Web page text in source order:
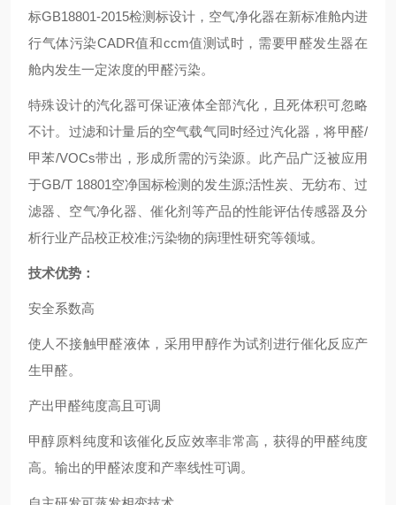
标GB18801-2015检测标设计，空气净化器在新标准舱内进
行气体污染CADR值和ccm值测试时，需要甲醛发生器在
舱内发生一定浓度的甲醛污染。
特殊设计的汽化器可保证液体全部汽化，且死体积可忽略
不计。过滤和计量后的空气载气同时经过汽化器，将甲醛/
甲苯/VOCs带出，形成所需的污染源。此产品广泛被应用
于GB/T 18801空净国标检测的发生源;活性炭、无纺布、过
滤器、空气净化器、催化剂等产品的性能评估传感器及分
析行业产品校正校准;污染物的病理性研究等领域。
技术优势：
安全系数高
使人不接触甲醛液体，采用甲醇作为试剂进行催化反应产
生甲醛。
产出甲醛纯度高且可调
甲醇原料纯度和该催化反应效率非常高，获得的甲醛纯度
高。输出的甲醛浓度和产率线性可调。